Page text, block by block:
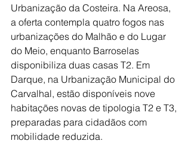
Urbanização da Costeira. Na Areosa,
a oferta contempla quatro fogos nas
urbanizações do Malhão e do Lugar
do Meio, enquanto Barroselas
disponibiliza duas casas T2. Em
Darque, na Urbanização Municipal do
Carvalhal, estão disponíveis nove
habitações novas de tipologia T2 e T3,
preparadas para cidadãos com
mobilidade reduzida.